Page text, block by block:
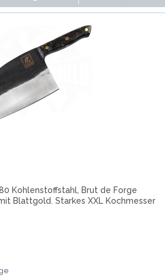
Kohlenstoffstahl, Brut de Forge
Blattgold. Starkes XXL Kochmesser